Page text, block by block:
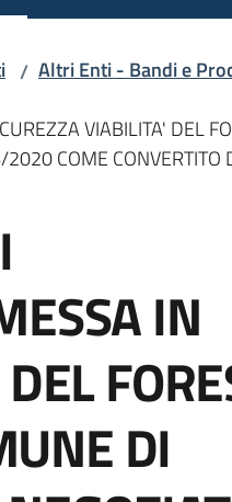
/ Altri Enti - Bandi e
VIABILITA' DEL
COME
IN
DI